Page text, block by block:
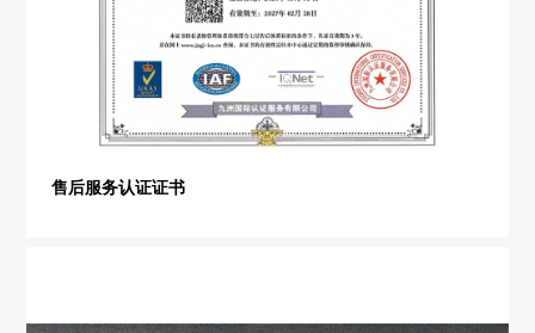
售后服务认证证书